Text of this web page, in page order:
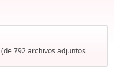
(de 792 archivos adjuntos